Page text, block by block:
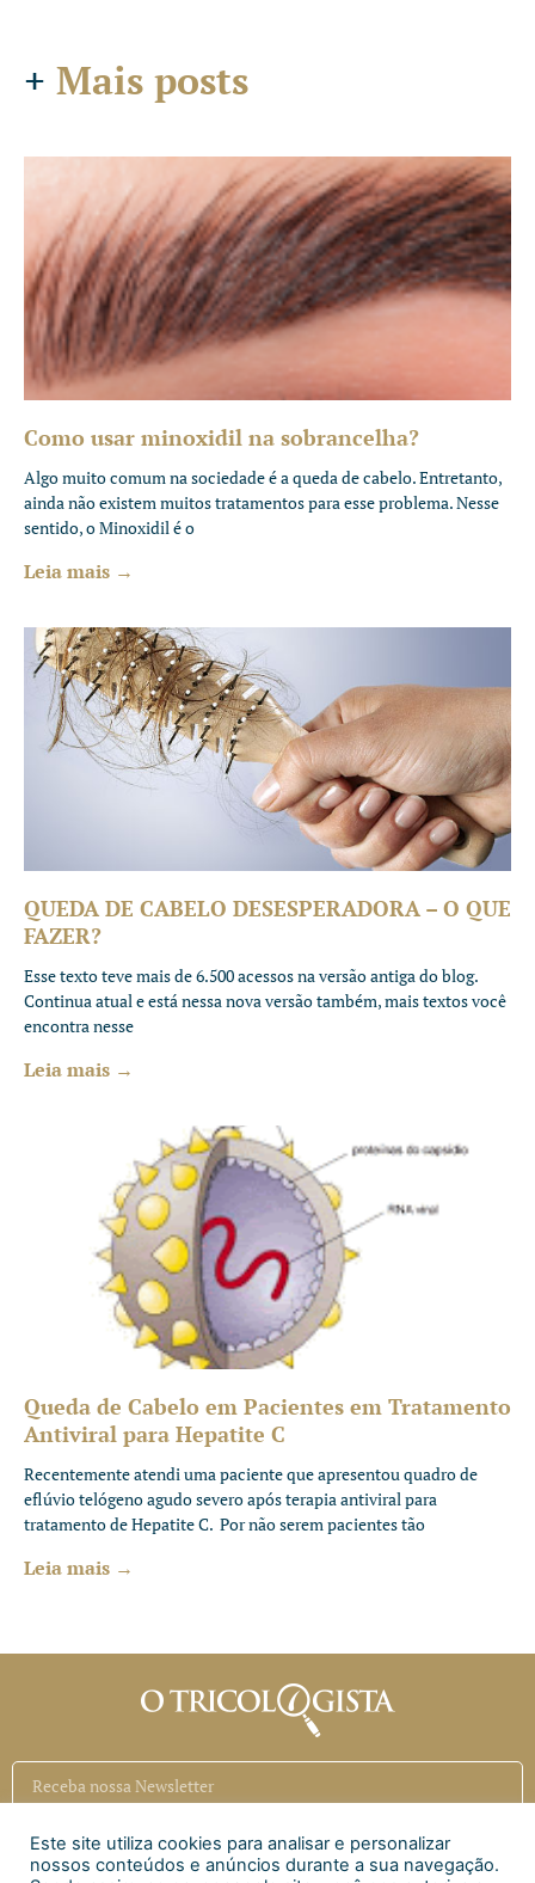
+ Mais posts
Como usar minoxidil na sobrancelha?
Algo muito comum na sociedade é a queda de cabelo. Entretanto,
ainda não existem muitos tratamentos para esse problema. Nesse
sentido, o Minoxidil é o
Leia mais →
QUEDA DE CABELO DESESPERADORA – O QUE
FAZER?
Esse texto teve mais de 6.500 acessos na versão antiga do blog.
Continua atual e está nessa nova versão também, mais textos você
encontra nesse
Leia mais →
Queda de Cabelo em Pacientes em Tratamento
Antiviral para Hepatite C
Recentemente atendi uma paciente que apresentou quadro de
eflúvio telógeno agudo severo após terapia antiviral para
tratamento de Hepatite C. Por não serem pacientes tão
Leia mais →
Inscrever
Este site utiliza cookies para analisar e personalizar
nossos conteúdos e anúncios durante a sua navegação.